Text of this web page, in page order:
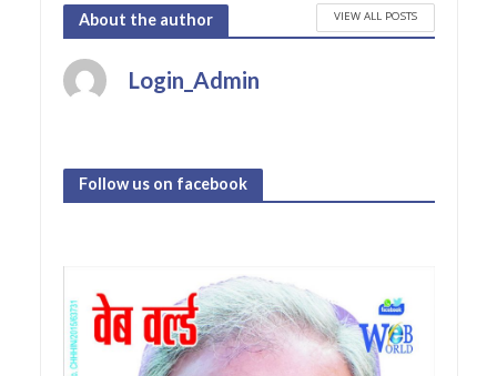
About the author VIEW ALL POSTS
Login_Admin
Follow us on facebook